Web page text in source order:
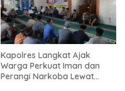
Kapolres Langkat Ajak
Warga Perkuat Iman dan
Perangi Narkoba Lewat